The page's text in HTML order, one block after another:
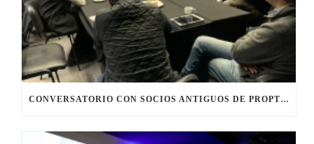
CONVERSATORIO CON SOCIOS ANTIGUOS DE PROPTECH CHILE